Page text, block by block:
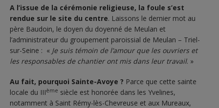
A l’issue de la cérémonie religieuse, la foule s’est
rendue sur le site du centre. Laissons le dernier mot au
père Baudoin, le doyen du doyenné de Meulan et
l’administrateur du groupement paroissial de Meulan – Triel-
sur-Seine : « Je suis témoin de l’amour que les ouvriers et
les responsables de chantier ont mis dans leur travail. »
Au fait, pourquoi Sainte-Avoye ? Parce que cette sainte
locale du IIIème siècle est honorée dans les Yvelines,
notamment à Saint Rémy-lès-Chevreuse et aux Mureaux,